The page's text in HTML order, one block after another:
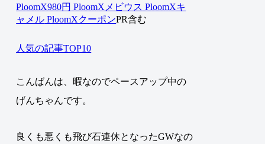
PloomX980円 PloomXメビウス PloomXキ
ャメル PloomXクーポンPR含む
人気の記事TOP10
こんばんは、暇なのでペースアップ中の
げんちゃんです。
良くも悪くも飛び石連休となったGWなの